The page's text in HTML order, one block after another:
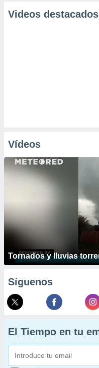
Videos destacados
Vídeos
Tornados y lluvias
Síguenos
El Tiempo en tu